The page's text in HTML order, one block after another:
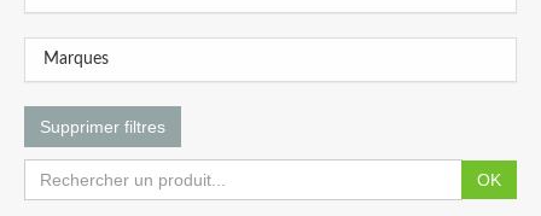
Marques
Supprimer filtres
OK